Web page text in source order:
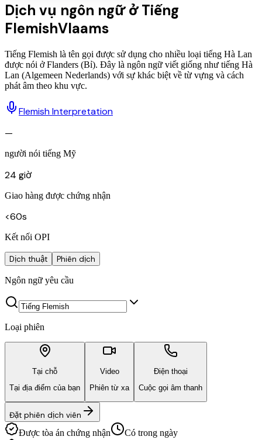
Dịch vụ ngôn ngữ ởTiếng
FlemishVlaams
Tiếng Flemish là tên gọi được sử dụng cho nhiều loại tiếng Hà Lan
được nói ở Flanders (Bỉ). Đây là ngôn ngữ viết giống như tiếng Hà
Lan (Algemeen Nederlands) với sự khác biệt về từ vựng và cách
phát âm theo khu vực.
Flemish Interpretation
—
người nói tiếng Mỹ
24 giờ
Giao hàng được chứng nhận
<60s
Kết nối OPI
Dịch thuật Phiên dịch
Ngôn ngữ yêu cầu
Loại phiên
Tại chỗ
Tại địa điểm của bạn
Video
Phiên từ xa
Điện thoại
Cuộc gọi âm thanh
Đặt phiên dịch viên
Được tòa án chứng nhận
Có trong ngày